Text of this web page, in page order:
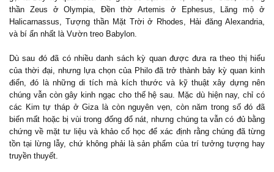
thần Zeus ở Olympia, Đền thờ Artemis ở Ephesus, Lăng mộ ở
Halicarnassus, Tượng thần Mặt Trời ở Rhodes, Hải đăng Alexandria,
và bí ẩn nhất là Vườn treo Babylon.
Dù sau đó đã có nhiều danh sách kỳ quan được đưa ra theo thị hiếu
của thời đại, nhưng lựa chọn của Philo đã trở thành bảy kỳ quan kinh
điển, đó là những di tích mà kích thước và kỹ thuật xây dựng nên
chúng vẫn còn gây kinh ngạc cho thế hệ sau. Mặc dù hiện nay, chỉ có
các Kim tự tháp ở Giza là còn nguyên vẹn, còn năm trong số đó đã
biến mất hoặc bị vùi trong đống đổ nát, nhưng chúng ta vẫn có đủ bằng
chứng về mặt tư liệu và khảo cổ học để xác định rằng chúng đã từng
tồn tại lừng lẫy, chứ không phải là sản phẩm của trí tưởng tượng hay
truyền thuyết.